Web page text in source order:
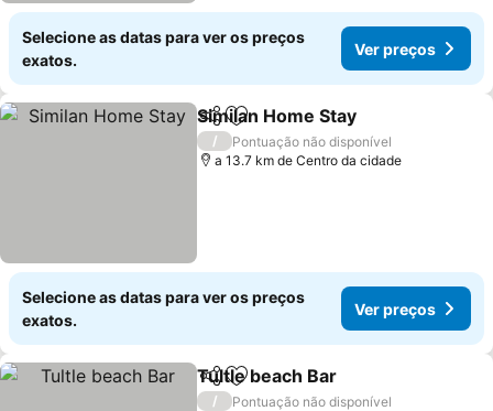
Selecione as datas para ver os preços
exatos.
Ver preços
PartilharAdicionar aos favoritos
Similan Home Stay
/
Pontuação não disponível
a 13.7 km de Centro da cidade
Selecione as datas para ver os preços
exatos.
Ver preços
PartilharAdicionar aos favoritos
Tultle beach Bar
/
Pontuação não disponível